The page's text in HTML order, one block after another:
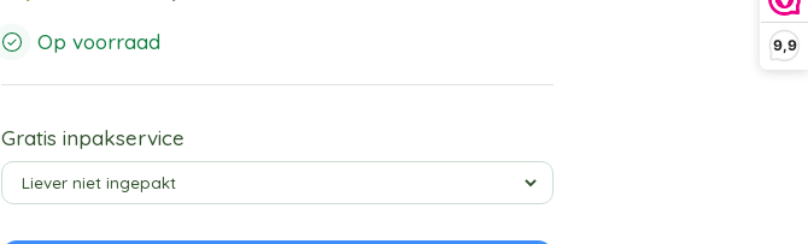
9,9
Op voorraad
Gratis inpakservice